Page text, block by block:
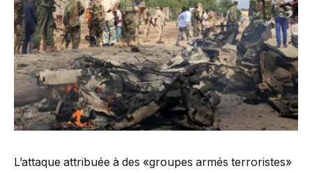
L’attaque attribuée à des «groupes armés terroristes»